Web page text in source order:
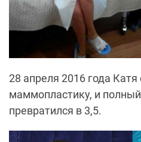
28 апреля 2016 года Катя
маммопластику, и
превратился в 3,5.